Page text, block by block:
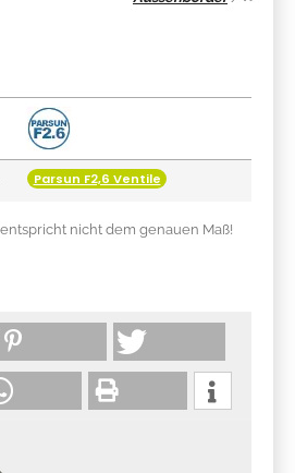
Parsun F2,6 Ventile
nicht dem genauen Maß!